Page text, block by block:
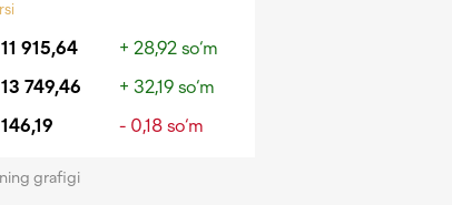
11 915,64
+ 28,92 so‘m
13 749,46
+ 32,19 so‘m
146,19 - 0,18 so‘m
grafigi